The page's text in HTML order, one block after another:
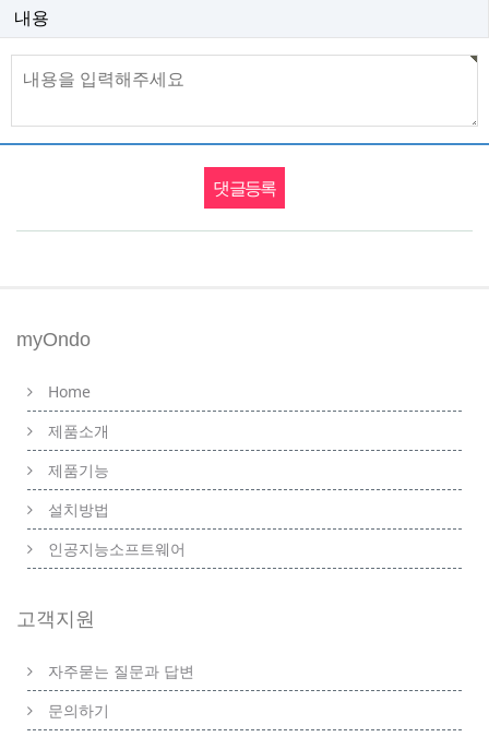
내용
myOndo
Home
제품소개
제품기능
설치방법
인공지능소프트웨어
고객지원
자주묻는 질문과 답변
문의하기